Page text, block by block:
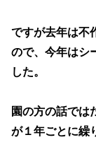
ですが去年は不
ので、今年はシ
した。
園の方の話では
が１年ごとに繰